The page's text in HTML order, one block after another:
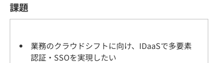
課題
業務のクラウドシフトに向け、IDaaSで多要素
認証・SSOを実現したい